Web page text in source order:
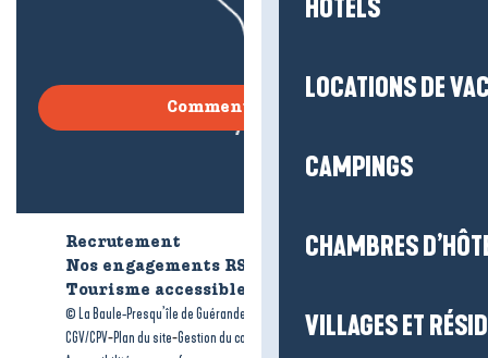
HÔTELS
LOCATIONS DE
CAMPINGS
CHAMBRES
VILLAGES ET
Comment venir ?
Recrutement
Qui sommes-nous ?
Nos engagements RSE
Tourisme accessible
© La Baule-Presqu’île de Guérande tourisme Mentions légales-
CGV/CPV-Plan du site-Gestion du consentement -